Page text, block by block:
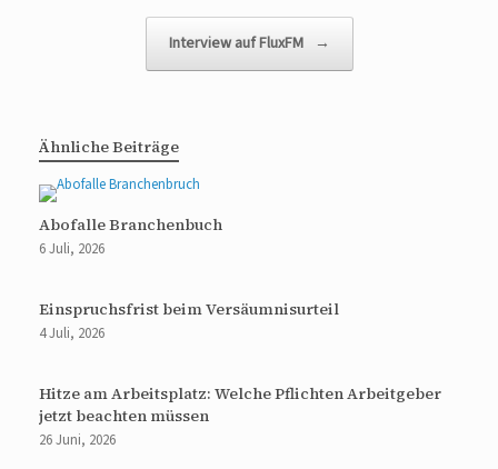
Interview auf FluxFM →
Ähnliche Beiträge
Abofalle Branchenbuch
6 Juli, 2026
Einspruchsfrist beim Versäumnisurteil
4 Juli, 2026
Hitze am Arbeitsplatz: Welche Pflichten Arbeitgeber
jetzt beachten müssen
26 Juni, 2026